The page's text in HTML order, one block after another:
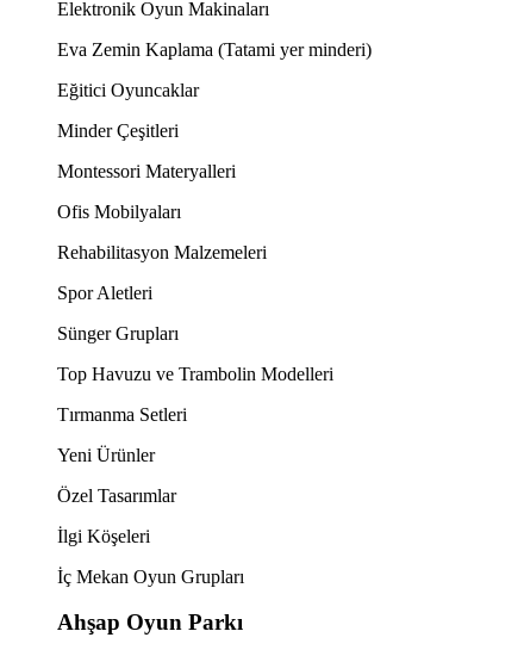
Elektronik Oyun Makinaları
Eva Zemin Kaplama (Tatami yer minderi)
Eğitici Oyuncaklar
Minder Çeşitleri
Montessori Materyalleri
Ofis Mobilyaları
Rehabilitasyon Malzemeleri
Spor Aletleri
Sünger Grupları
Top Havuzu ve Trambolin Modelleri
Tırmanma Setleri
Yeni Ürünler
Özel Tasarımlar
İlgi Köşeleri
İç Mekan Oyun Grupları
Ahşap Oyun Parkı